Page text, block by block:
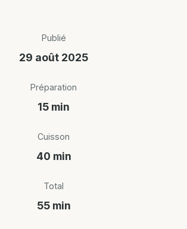
Publié
29 août 2025
Préparation
15 min
Cuisson
40 min
Total
55 min